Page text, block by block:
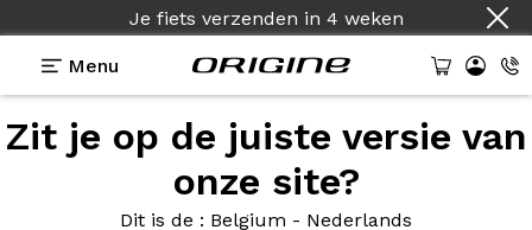
Je fiets verzenden in 4 weken
Menu
Zit je op de juiste versie van
onze site?
Dit is de : Belgium - Nederlands
Photos> Axxome RS2 - Colors On Demand
Axxome RS2- Colors On